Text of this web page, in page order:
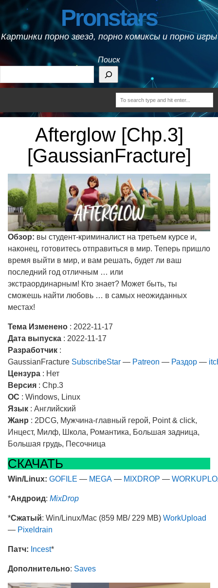
Pronstars
Картинки порно звезд, порно комиксы и порно игры
Поиск
Afterglow [Chp.3]
[GaussianFracture]
Обзор: вы студент-криминалист на третьем курсе и,
наконец, готовитесь отправиться в мир. Теперь пришло
время выйти в мир, и вам решать, будет ли ваш
последний год отличным … или
экстраординарным! Кто знает? Может быть, ты
сможешь найти любовь … в самых неожиданных
местах!
Тема Изменено : 2022-11-17
Дата выпуска : 2022-11-17
Разработчик :
GaussianFracture SubscribeStar — Patreon — Раздор —
Цензура : Нет
Версия : Chp.3
ОС : Windows, Linux
Язык : Английский
Жанр : 2DCG, Мужчина-главный герой, Point & click,
Инцест, Милф, Школа, Романтика, Большая задница,
Большая грудь, Песочница
СКАЧАТЬ
Win/Linux: GOFILE — MEGA — MIXDROP —
*Андроид: MixDrop
*Сжатый: Win/Linux/Mac (859 MB/ 229 MB) WorkUpload
— Pixeldrain
Патч: Incest*
Дополнительно: Saves